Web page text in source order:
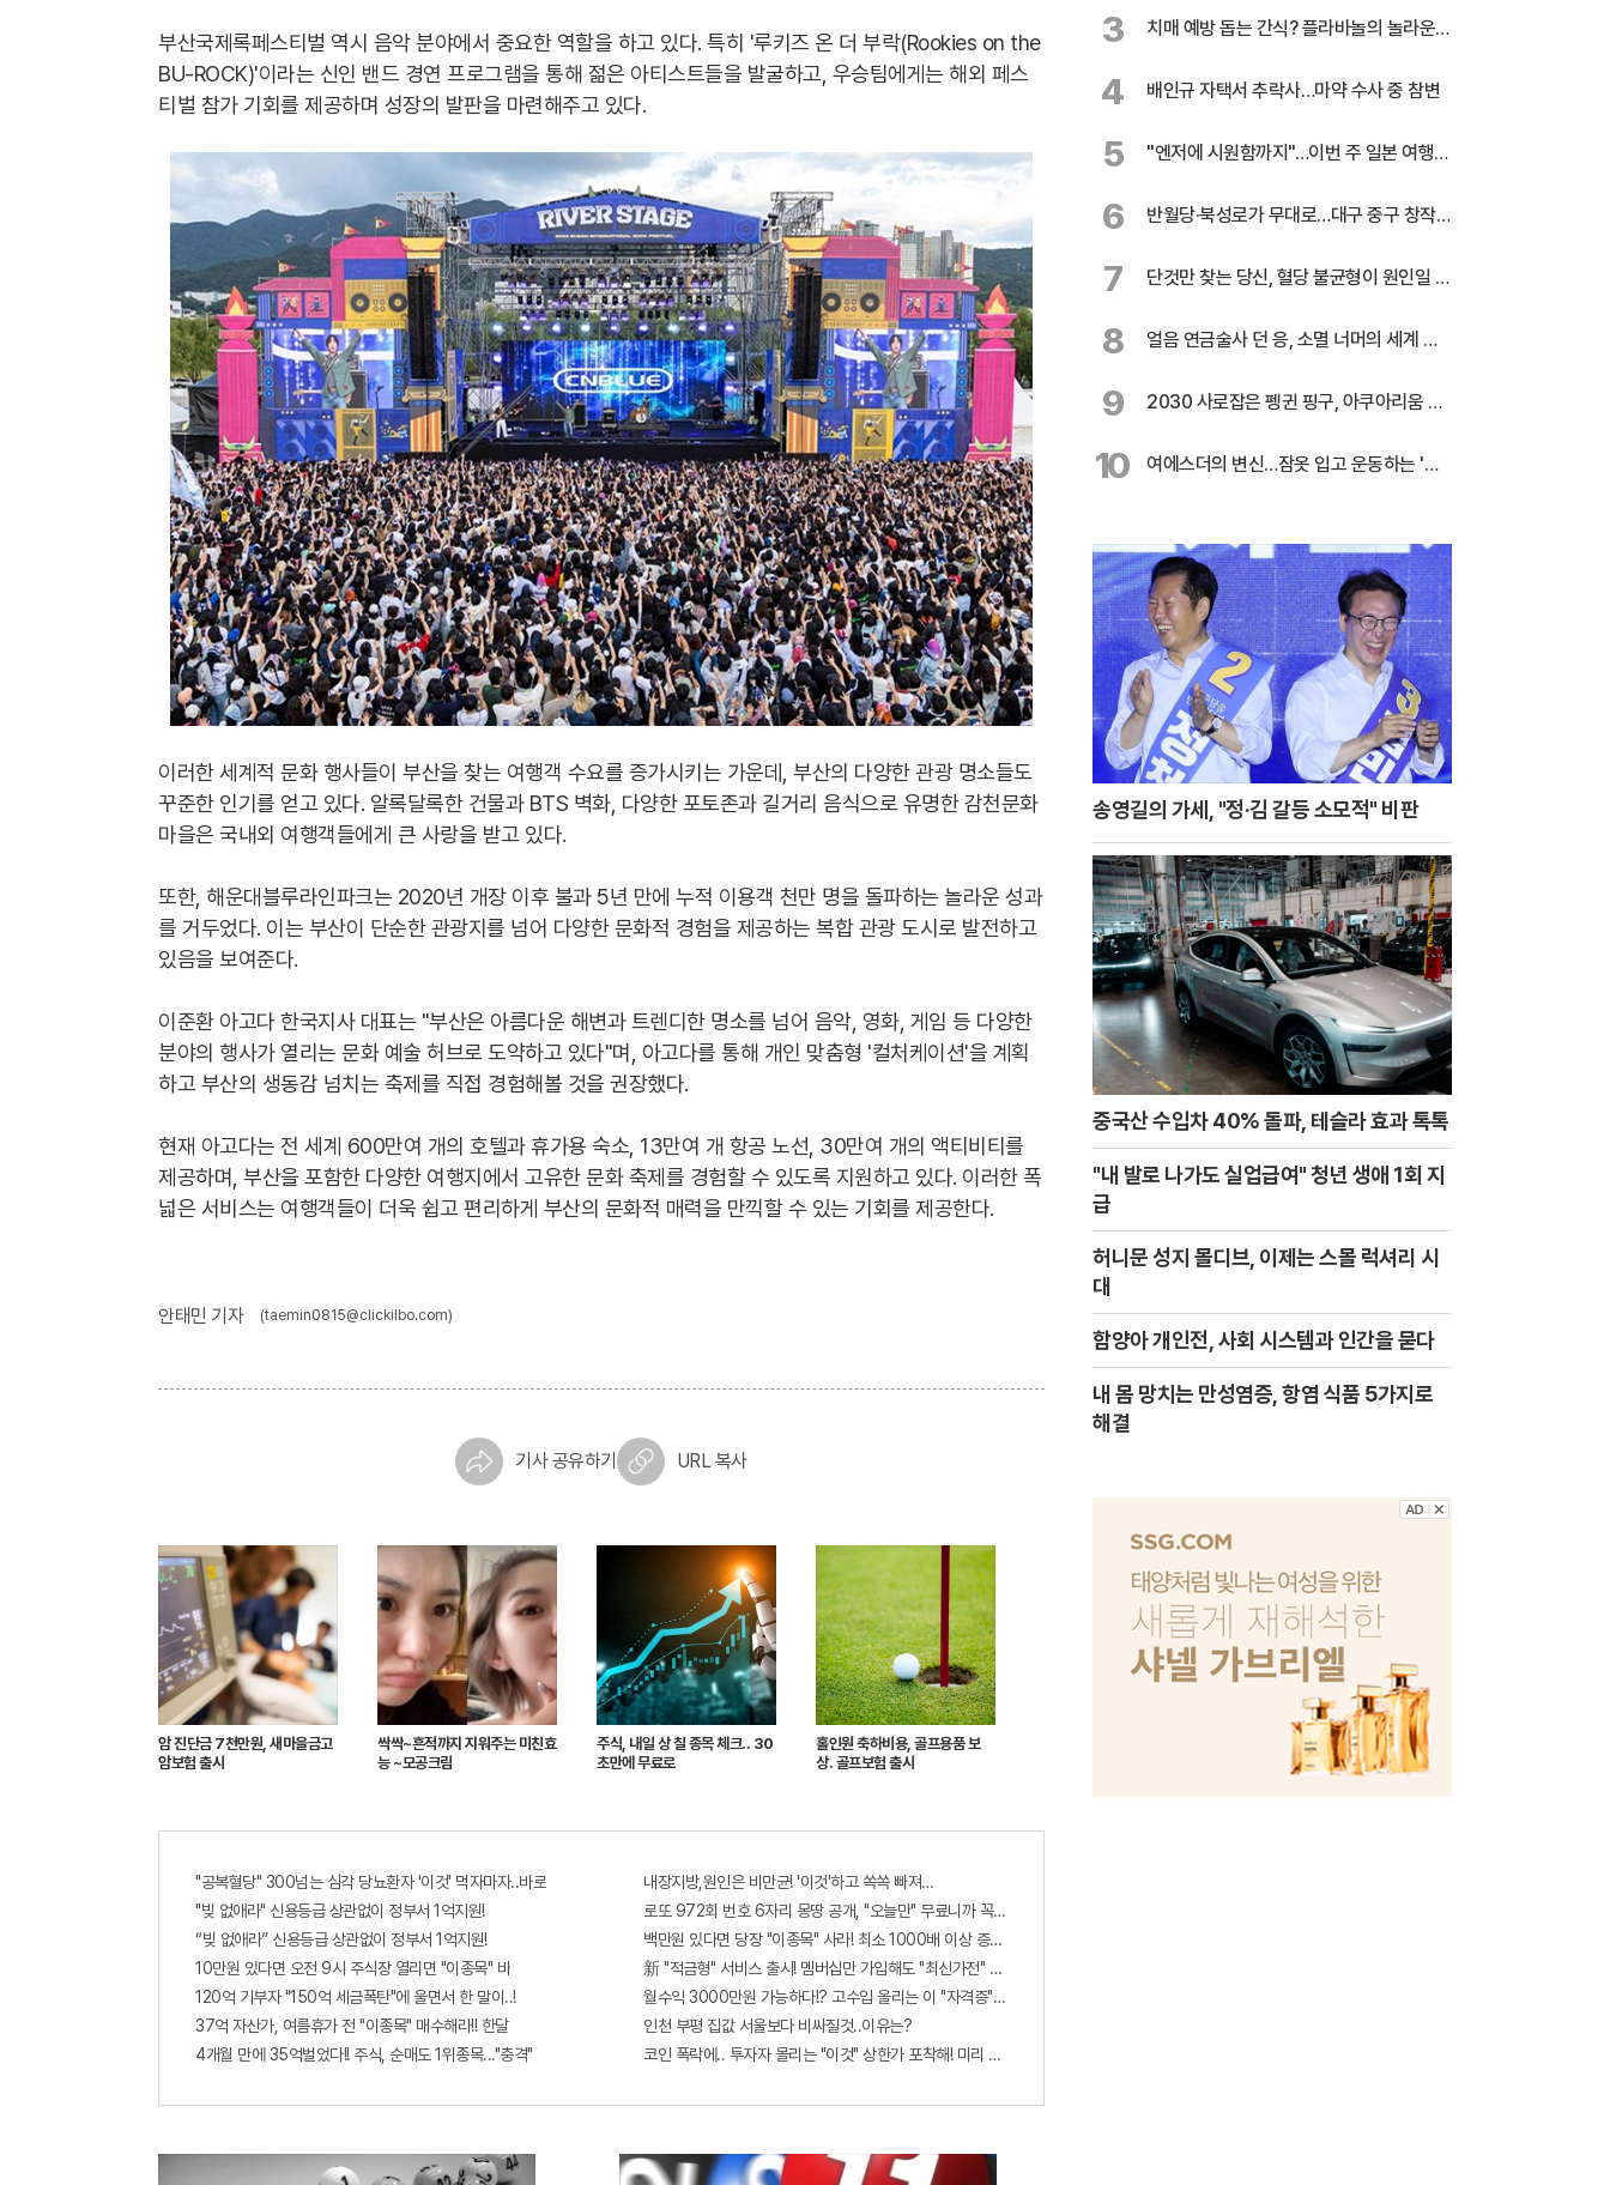
부산국제록페스티벌 역시 음악 분야에서 중요한 역할을 하고 있다. 특히 '루키즈 온 더 부락(Rookies on the
BU-ROCK)'이라는 신인 밴드 경연 프로그램을 통해 젊은 아티스트들을 발굴하고, 우승팀에게는 해외 페스
티벌 참가 기회를 제공하며 성장의 발판을 마련해주고 있다.
이러한 세계적 문화 행사들이 부산을 찾는 여행객 수요를 증가시키는 가운데, 부산의 다양한 관광 명소들도
꾸준한 인기를 얻고 있다. 알록달록한 건물과 BTS 벽화, 다양한 포토존과 길거리 음식으로 유명한 감천문화
마을은 국내외 여행객들에게 큰 사랑을 받고 있다.
또한, 해운대블루라인파크는 2020년 개장 이후 불과 5년 만에 누적 이용객 천만 명을 돌파하는 놀라운 성과
를 거두었다. 이는 부산이 단순한 관광지를 넘어 다양한 문화적 경험을 제공하는 복합 관광 도시로 발전하고
있음을 보여준다.
이준환 아고다 한국지사 대표는 "부산은 아름다운 해변과 트렌디한 명소를 넘어 음악, 영화, 게임 등 다양한
분야의 행사가 열리는 문화 예술 허브로 도약하고 있다"며, 아고다를 통해 개인 맞춤형 '컬처케이션'을 계획
하고 부산의 생동감 넘치는 축제를 직접 경험해볼 것을 권장했다.
현재 아고다는 전 세계 600만여 개의 호텔과 휴가용 숙소, 13만여 개 항공 노선, 30만여 개의 액티비티를
제공하며, 부산을 포함한 다양한 여행지에서 고유한 문화 축제를 경험할 수 있도록 지원하고 있다. 이러한 폭
넓은 서비스는 여행객들이 더욱 쉽고 편리하게 부산의 문화적 매력을 만끽할 수 있는 기회를 제공한다.
안태민 기자 (taemin0815@clickilbo.com)
기사 공유하기 URL 복사
암 진단금 7천만원, 새마을금고
암보험 출시
싹싹~흔적까지 지워주는 미친효
능 ~모공크림
주식, 내일 상 칠 종목 체크.. 30
초만에 무료로
홀인원 축하비용, 골프용품 보
상. 골프보험 출시
"공복혈당" 300넘는 심각 당뇨환자 '이것' 먹자마자..바로
"빚 없애라" 신용등급 상관없이 정부서 1억지원!
“빚 없애라” 신용등급 상관없이 정부서 1억지원!
10만원 있다면 오전 9시 주식장 열리면 "이종목" 바
120억 기부자 "150억 세금폭탄"에 울면서 한 말이..!
37억 자산가, 여름휴가 전 "이종목" 매수해라!! 한달
4개월 만에 35억벌었다!! 주식, 순매도 1위종목..."충격"
내장지방,원인은 비만균! '이것'하고 쏙쏙 빠져…
로또 972회 번호 6자리 몽땅 공개, "오늘만" 무료니까 꼭 오늘 확인하세요.
백만원 있다면 당장 "이종목" 사라! 최소 1000배 이상 증가...충격!!
新 "적금형" 서비스 출시! 멤버십만 가입해도 "최신가전" 선착순 100% 무료 경품지원!!
월수익 3000만원 가능하다!? 고수입 올리는 이 "자격증"에 몰리는 이유 알고보니…
인천 부평 집값 서울보다 비싸질것..이유는?
코인 폭락에.. 투자자 몰리는 "이것" 상한가 포착해! 미리 투자..
라
3 치매 예방 돕는 간식? 플라바놀의 놀라운
효능
4 배인규 자택서 추락사…마약 수사 중 참변
5 "엔저에 시원함까지"…이번 주 일본 여행
꿀팁
6 반월당·북성로가 무대로…대구 중구 창작극
3편
7 단것만 찾는 당신, 혈당 불균형이 원인일 수
도
8 얼음 연금술사 던 응, 소멸 너머의 세계 응
9 2030 사로잡은 펭귄 핑구, 아쿠아리움 흥
행 주역
10 여에스더의 변신…잠옷 입고 운동하는 '무
송영길의 가세, "정·김 갈등 소모적" 비판
중국산 수입차 40% 돌파, 테슬라 효과 톡톡
"내 발로 나가도 실업급여" 청년 생애 1회 지
급
허니문 성지 몰디브, 이제는 스몰 럭셔리 시
대
함양아 개인전, 사회 시스템과 인간을 묻다
내 몸 망치는 만성염증, 항염 식품 5가지로
해결